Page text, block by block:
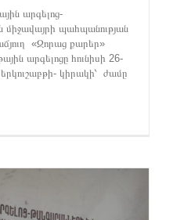
արգելոց-
պահպանության
«Զորաց քարեր»
արգելոցը հունիսի 26-
երկուշաբթի- կիրակի՝ ժամը